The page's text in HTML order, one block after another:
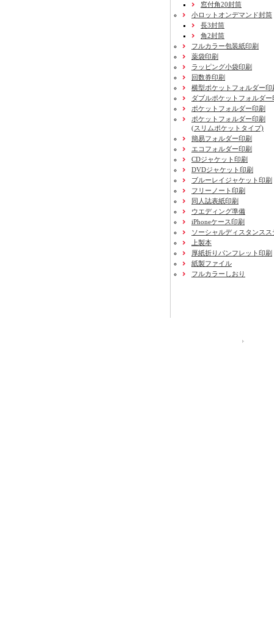
窓付角20封筒
小ロットオンデマンド封筒
長3封筒
角2封筒
フルカラー包装紙印刷
薬袋印刷
ラッピング小袋印刷
回数券印刷
横型ポケットフォルダー印
ダブルポケットフォルダー
ポケットフォルダー印刷
ポケットフォルダー印刷
(スリムポケットタイプ)
簡易フォルダー印刷
エコフォルダー印刷
CDジャケット印刷
DVDジャケット印刷
ブルーレイジャケット印刷
フリーノート印刷
同人誌表紙印刷
ウエディング準備
iPhoneケース印刷
ソーシャルディスタンスス
上製本
厚紙折りパンフレット印刷
紙製ファイル
フルカラーしおり